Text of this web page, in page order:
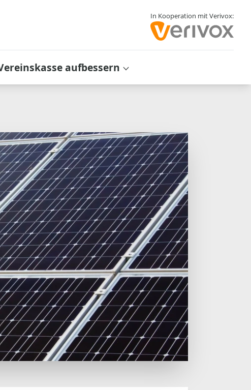
In Kooperation mit Verivox:
aufbessern